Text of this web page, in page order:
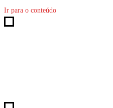
Ir para o conteúdo